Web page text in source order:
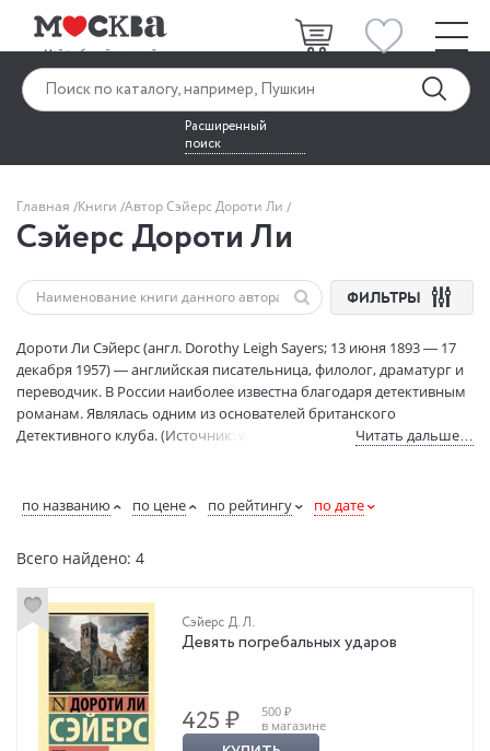
Расширенный
поиск
Главная Книги Автор Сэйерс Дороти Ли
Сэйерс Дороти Ли
ФИЛЬТРЫ
Дороти Ли Сэйерс (англ. Dorothy Leigh Sayers; 13 июня 1893 — 17
декабря 1957) — английская писательница, филолог, драматург и
переводчик. В России наиболее известна благодаря детективным
романам. Являлась одним из основателей британского
Детективного клуба. (Источник: wikipedia.org).
Читать дальше…
по названию по цене по рейтингу по дате
Всего найдено: 4
Сэйерс Д. Л.
Девять погребальных ударов
425 ₽
500 ₽
в магазине